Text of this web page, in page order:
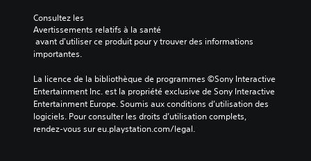
Consultez les
Avertissements relatifs à la santé
importantes.
La licence de la bibliothèque de programmes ©Sony Interactive
Entertainment Inc. est la propriété exclusive de Sony Interactive
Entertainment Europe. Soumis aux conditions d’utilisation des
logiciels. Pour consulter les droits d’utilisation complets,
rendez-vous sur eu.playstation.com/legal.